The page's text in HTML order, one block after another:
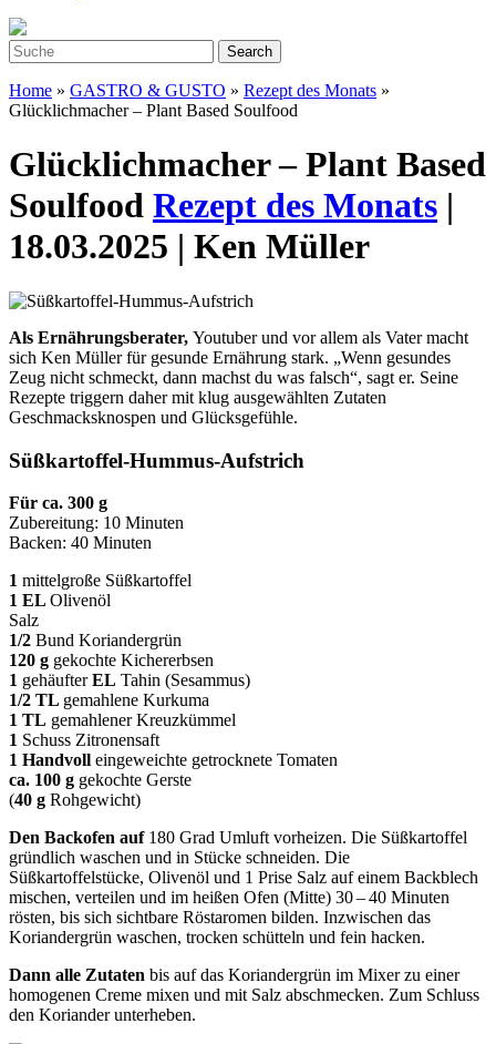
Home » GASTRO & GUSTO » Rezept des Monats »
Glücklichmacher – Plant Based Soulfood
Glücklichmacher – Plant Based
Soulfood Rezept des Monats |
18.03.2025 | Ken Müller
Als Ernährungsberater, Youtuber und vor allem als Vater macht
sich Ken Müller für gesunde Ernährung stark. „Wenn gesundes
Zeug nicht schmeckt, dann machst du was falsch“, sagt er. Seine
Rezepte triggern daher mit klug ausgewählten Zutaten
Geschmacksknospen und Glücksgefühle.
Süßkartoffel-Hummus-Aufstrich
Für ca. 300 g
Zubereitung: 10 Minuten
Backen: 40 Minuten
1 mittelgroße Süßkartoffel
1 EL Olivenöl
Salz
1/2 Bund Koriandergrün
120 g gekochte Kicher­erbsen
1 gehäufterEL Tahin (Sesammus)
1/2 TL gemahlene Kurkuma
1 TL gemahlener Kreuzkümmel­
1 Schuss Zitronensaft
1 Handvoll eingeweichte getrocknete Tomaten
ca. 100 g gekochte Gerste
(40 g Rohgewicht)
Den Backofen auf180 Grad Umluft vorheizen. Die Süßkartoffel
gründlich waschen und in Stücke schneiden. Die
Süßkartoffelstücke, Olivenöl und 1 Prise Salz auf einem Backblech
mischen, verteilen und im heißen Ofen (Mitte) 30 – 40 Minuten
rösten, bis sich sichtbare Röstaromen bilden. Inzwischen das
Koriandergrün waschen, trocken schütteln und fein hacken.
Dann alle Zutaten bis auf das Koriandergrün im Mixer zu einer
homogenen Creme mixen und mit Salz abschmecken. Zum Schluss
den Koriander unterheben.